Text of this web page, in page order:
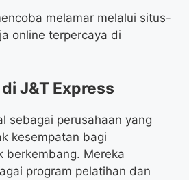
melamar melalui situs-
online terpercaya di
J&T Express
sebagai perusahaan yang
kesempatan bagi
berkembang. Mereka
program pelatihan dan